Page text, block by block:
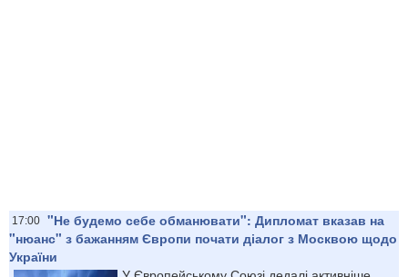
17:00 "Не будемо себе обманювати": Дипломат вказав на
"нюанс" з бажанням Європи почати діалог з Москвою щодо
України